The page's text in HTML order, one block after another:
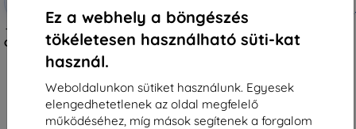
Ez a webhely a böngészés
tökéletesen használható süti-kat
használ.
Weboldalunkon sütiket használunk. Egyesek
elengedhetetlenek az oldal megfelelő
működéséhez, míg mások segítenek a forgalom
Tactical Glass Shield 5D Samsung
Galaxy Z Flip 8-hoz, fekete, külső,
57983130475
3 590 Ft
3 230 Ft
Raktáron > 5 darab
kuponnal
Tactical Glass védőüveg Xiaomi
Pad 7/8/8 Pro készülékhez,
4 311 Ft
Raktáron > 5 darab